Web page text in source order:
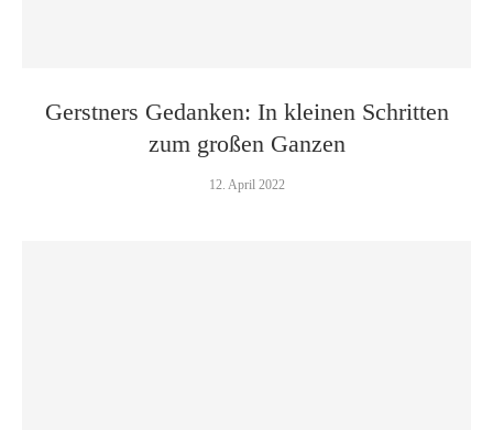
Gerstners Gedanken: In kleinen Schritten
zum großen Ganzen
12. April 2022